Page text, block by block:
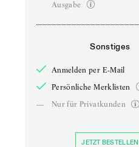
Ausgabe
Sonstiges
Anmelden per E-Mail
Persönliche Merklisten
—
Nur für Privatkunden
JETZT BESTELLEN